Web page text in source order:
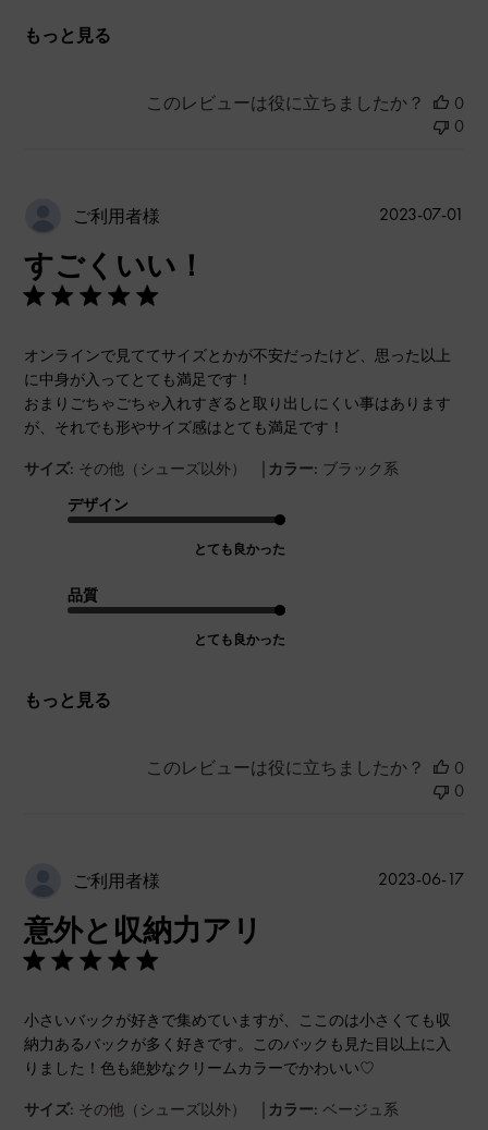
もっと見る
このレビューは役に立ちましたか？
0
0
ご利用者様
すごくいい！
オンラインで見ててサイズとかが不安だったけど、思った以上
に中身が入ってとても満足です！
おまりごちゃごちゃ入れすぎると取り出しにくい事はあります
が、それでも形やサイズ感はとても満足です！
サイズ: その他（シューズ以外） | カラー: ブラック系
デザイン
とても良かった
品質
とても良かった
もっと見る
2023-07-01
このレビューは役に立ちましたか？
0
0
ご利用者様
意外と収納力アリ
小さいバックが好きで集めていますが、ここのは小さくても収
納力あるバックが多く好きです。このバックも見た目以上に入
りました！色も絶妙なクリームカラーでかわいい♡
サイズ: その他（シューズ以外） | カラー: ベージュ系
公
2023-06-17